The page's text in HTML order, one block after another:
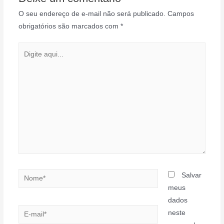
O seu endereço de e-mail não será publicado. Campos
obrigatórios são marcados com *
Nome*
E-
Salvar
meus
dados
neste